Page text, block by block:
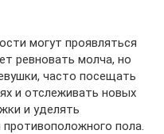
могут проявляться
ревновать молча, но
часто посещать
и отслеживать новых
и уделять
пола.